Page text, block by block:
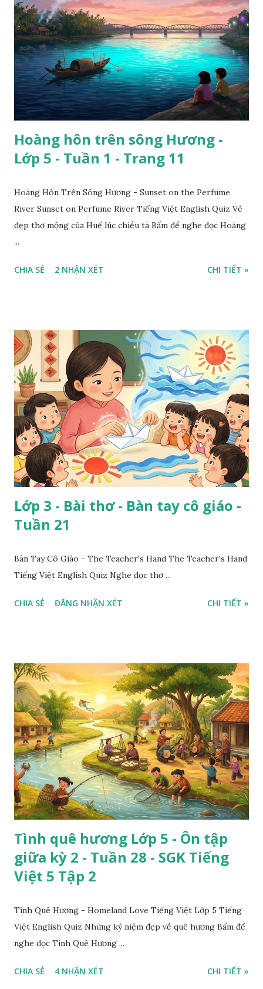
Hoàng hôn trên sông Hương -
Lớp 5 - Tuần 1 - Trang 11
Hoàng Hôn Trên Sông Hương - Sunset on the Perfume
River Sunset on Perfume River Tiếng Việt English Quiz Vẻ
đẹp thơ mộng của Huế lúc chiều tà Bấm để nghe đọc Hoàng
...
CHIA SẺ 2 NHẬN XÉT CHI TIẾT »
Lớp 3 - Bài thơ - Bàn tay cô giáo -
Tuần 21
Bàn Tay Cô Giáo - The Teacher's Hand The Teacher's Hand
Tiếng Việt English Quiz Nghe đọc thơ ...
CHIA SẺ ĐĂNG NHẬN XÉT CHI TIẾT »
Tình quê hương Lớp 5 - Ôn tập
giữa kỳ 2 - Tuần 28 - SGK Tiếng
Việt 5 Tập 2
Tình Quê Hương - Homeland Love Tiếng Việt Lớp 5 Tiếng
Việt English Quiz Những kỷ niệm đẹp về quê hương Bấm để
nghe đọc Tình Quê Hương ...
CHIA SẺ 4 NHẬN XÉT CHI TIẾT »